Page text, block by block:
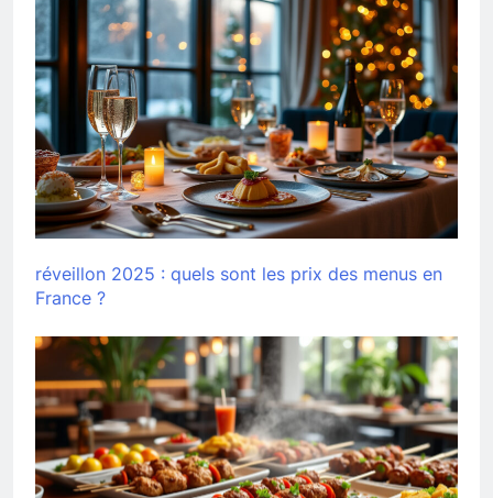
réveillon 2025 : quels sont les prix des menus en
France ?